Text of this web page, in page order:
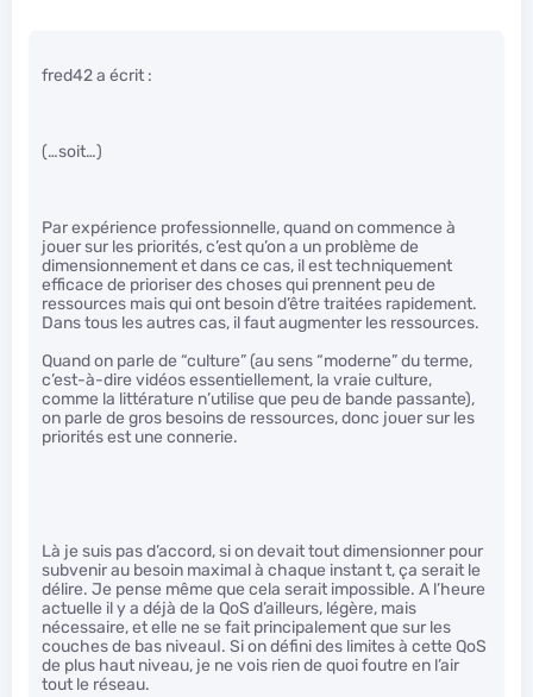
fred42 a écrit :
(…soit…)
Par expérience professionnelle, quand on commence à
jouer sur les priorités, c’est qu’on a un problème de
dimensionnement et dans ce cas, il est techniquement
efficace de prioriser des choses qui prennent peu de
ressources mais qui ont besoin d’être traitées rapidement.
Dans tous les autres cas, il faut augmenter les ressources.
Quand on parle de “culture” (au sens “moderne” du terme,
c’est-à-dire vidéos essentiellement, la vraie culture,
comme la littérature n’utilise que peu de bande passante),
on parle de gros besoins de ressources, donc jouer sur les
priorités est une connerie.
Là je suis pas d’accord, si on devait tout dimensionner pour
subvenir au besoin maximal à chaque instant t, ça serait le
délire. Je pense même que cela serait impossible. A l’heure
actuelle il y a déjà de la QoS d’ailleurs, légère, mais
nécessaire, et elle ne se fait principalement que sur les
couches de bas niveauI. Si on défini des limites à cette QoS
de plus haut niveau, je ne vois rien de quoi foutre en l’air
tout le réseau.